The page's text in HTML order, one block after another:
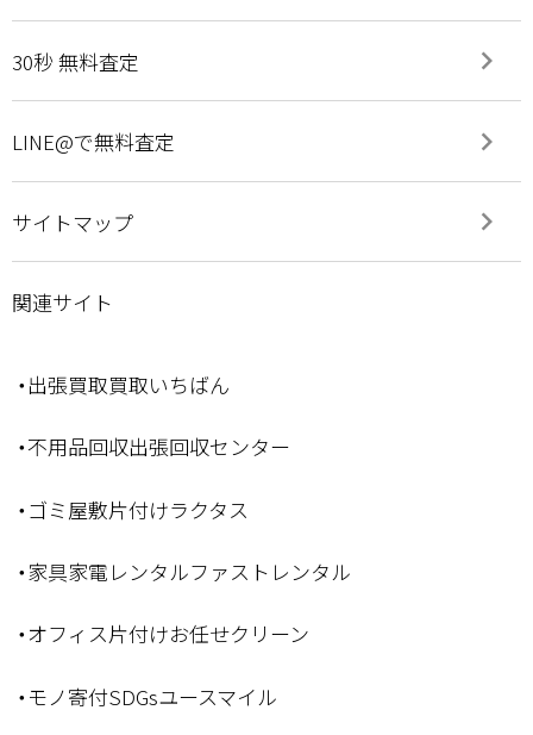
30秒 無料査定 keyboard_arrow_right
LINE@で無料査定 keyboard_arrow_right
サイトマップ keyboard_arrow_right
関連サイト
・出張買取買取いちばん
・不用品回収出張回収センター
・ゴミ屋敷片付けラクタス
・家具家電レンタルファストレンタル
・オフィス片付けお任せクリーン
・モノ寄付SDGsユースマイル